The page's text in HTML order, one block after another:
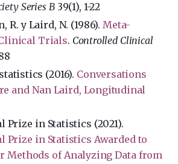
Series B39(1), 1-22
R. y Laird, N. (1986).Meta-
Trials. Controlled Clinical
(2016). Conversations
and Nan Laird, Longitudinal
Prize in Statistics (2021).
Prize in Statistics Awarded to
Methods of Analyzing Data from